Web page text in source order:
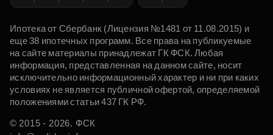
Ипотека от Сбербанк (Лицензия №1481 от 11.08.2015) и
еще 38 ипотечных программ. Все права на публикуемые
на сайте материалы принадлежат ГК ФСК. Любая
информация, представленная на данном сайте, носит
исключительно информационный характер и ни при каких
условиях не является публичной офертой, определяемой
положениями статьи 437 ГК РФ.
© 2015 - 2026. ФСК